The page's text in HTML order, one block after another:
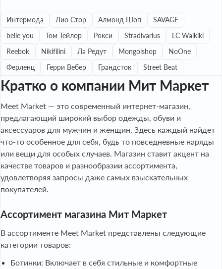
Интермода Лио Стор Алмонд Шоп
SAVAGE
belle you
Том Тейлор Рокси Stradivarius
LC Waikiki
Reebok
Nikifilini Ла Редут Mongolshop
NoOne
Ферленц
Герри Вебер Грандсток Street Beat
Кратко о компании Мит Маркет
Meet Market — это современный интернет-магазин,
предлагающий широкий выбор одежды, обуви и
аксессуаров для мужчин и женщин. Здесь каждый найдет
что-то особенное для себя, будь то повседневные наряды
или вещи для особых случаев. Магазин ставит акцент на
качестве товаров и разнообразии ассортимента,
удовлетворяя запросы даже самых взыскательных
покупателей.
Ассортимент магазина Мит Маркет
В ассортименте Meet Market представлены следующие
категории товаров:
Ботинки: Включает в себя стильные и комфортные